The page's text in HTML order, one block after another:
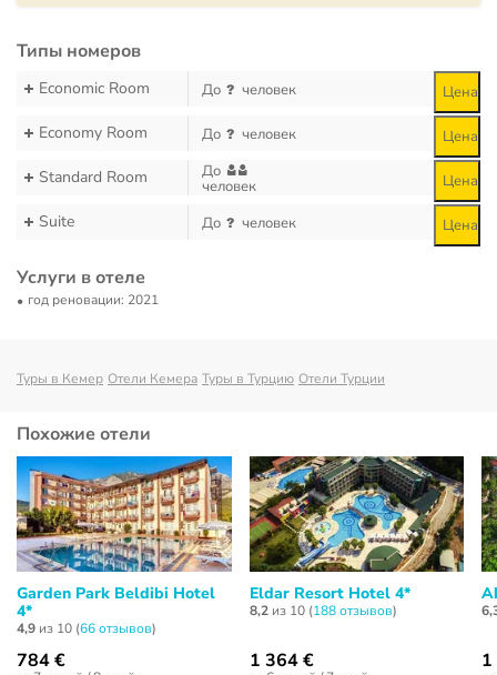
Типы номеров
Economic Room До человек Цена
Economy Room До человек Цена
Standard Room До
человек Цена
Suite До человек Цена
Услуги в отеле
год реновации: 2021
Туры в Кемер Отели Кемера Туры в Турцию Отели Турции
Похожие отели
Garden Park Beldibi Hotel
4*
4,9 из 10 (66 отзывов)
784 €
Eldar Resort Hotel 4*
8,2из 10 (188 отзывов)
1 364 €